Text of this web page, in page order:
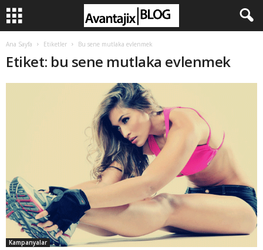
Ana Sayfa Etiketler Bu sene mutlaka evlenmek
Etiket: bu sene mutlaka evlenmek
Kampanyalar